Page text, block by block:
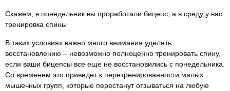
Скажем, в понедельник вы проработали бицепс, а в среду у вас
тренировка спины
В таких условиях важно много внимания уделять
восстановлению – невозможно полноценно тренировать спину,
если ваши бицепсы все еще не восстановились с понедельника.
Со временем это приведет к перетренированности малых
мышечных групп, которые перестанут отзываться на любую